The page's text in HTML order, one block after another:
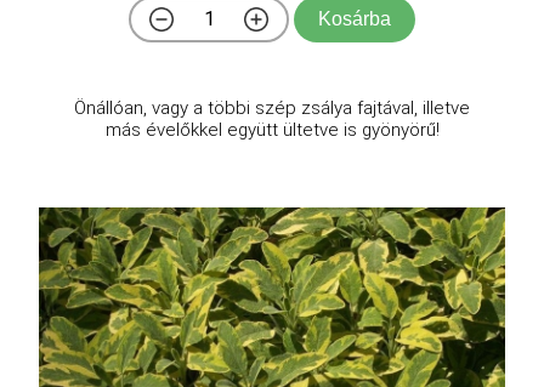
Kosárba
Önállóan, vagy a többi szép zsálya fajtával, illetve
más évelőkkel együtt ültetve is gyönyörű!